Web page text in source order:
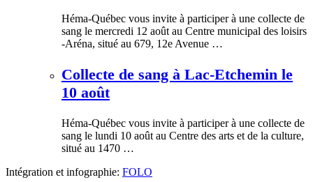
Héma-Québec vous invite à participer à une collecte de
sang le mercredi 12 août au Centre municipal des loisirs
-Aréna, situé au 679, 12e Avenue …
Collecte de sang à Lac-Etchemin le
10 août
Héma-Québec vous invite à participer à une collecte de
sang le lundi 10 août au Centre des arts et de la culture,
situé au 1470 …
Intégration et infographie: FOLO